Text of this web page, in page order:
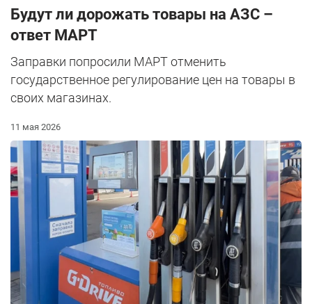
Будут ли дорожать товары на АЗС –
ответ МАРТ
Заправки попросили МАРТ отменить
государственное регулирование цен на товары в
своих магазинах.
11 мая 2026